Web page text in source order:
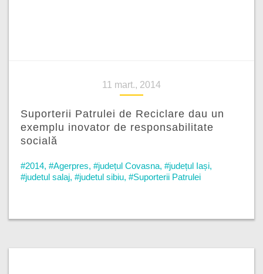
11 mart., 2014
Suporterii Patrulei de Reciclare dau un
exemplu inovator de responsabilitate
socială
#2014, #Agerpres, #județul Covasna, #județul Iași,
#judetul salaj, #judetul sibiu, #Suporterii Patrulei